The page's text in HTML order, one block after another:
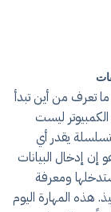
من أين تبدأ
ليست
يقدر أي
إدخال البيانات
ومعرفة
هذه المهارة اليوم